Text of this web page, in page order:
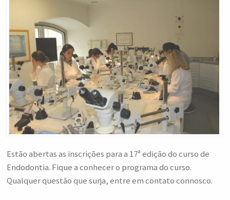
Estão abertas as inscrições para a 17ª edição do curso de
Endodontia. Fique a conhecer o programa do curso.
Qualquer questão que surja, entre em contato connosco.